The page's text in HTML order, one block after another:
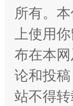
所有。
上使用
布在本
论和投
站不得